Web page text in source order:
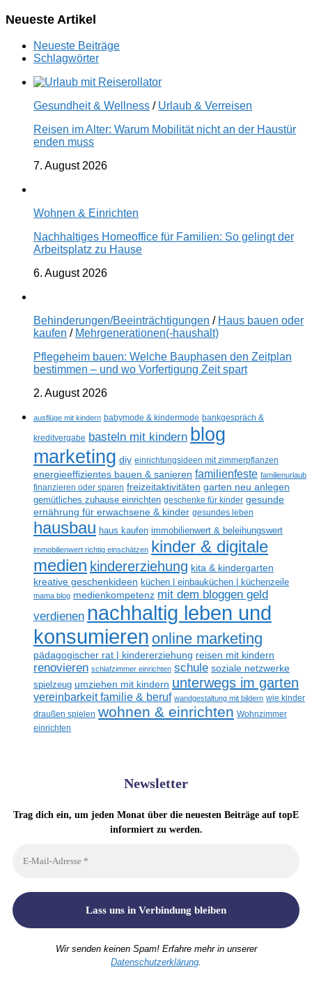
Neueste Artikel
Neueste Beiträge
Schlagwörter
Gesundheit & Wellness / Urlaub & Verreisen
Reisen im Alter: Warum Mobilität nicht an der Haustür
enden muss
7. August 2026
Wohnen & Einrichten
Nachhaltiges Homeoffice für Familien: So gelingt der
Arbeitsplatz zu Hause
6. August 2026
Behinderungen/Beeinträchtigungen / Haus bauen oder
kaufen / Mehrgenerationen(-haushalt)
Pflegeheim bauen: Welche Bauphasen den Zeitplan
bestimmen – und wo Vorfertigung Zeit spart
2. August 2026
ausflüge mit kindern babymode & kindermode bankgespräch &
kreditvergabe basteln mit kindern blog
marketing diy einrichtungsideen mit zimmerpflanzen
energieeffizientes bauen & sanieren familienfeste familienurlaub
finanzieren oder sparen freizeitaktivitäten garten neu anlegen
gemütliches zuhause einrichten geschenke für kinder gesunde
ernährung für erwachsene & kinder gesundes leben
hausbau haus kaufen immobilienwert & beleihungswert
immobilienwert richtig einschätzen kinder & digitale
medien kindererziehung kita & kindergarten
kreative geschenkideen küchen | einbauküchen | küchenzeile
mama blog medienkompetenz mit dem bloggen geld
verdienen nachhaltig leben und
konsumieren online marketing
pädagogischer rat | kindererziehung reisen mit kindern
renovieren schlafzimmer einrichten schule soziale netzwerke
spielzeug umziehen mit kindern unterwegs im garten
vereinbarkeit familie & beruf wandgestaltung mit bildern wie kinder
draußen spielen wohnen & einrichten Wohnzimmer
einrichten
Newsletter
Trag dich ein, um jeden Monat über die neuesten Beiträge auf topE
informiert zu werden.
Wir senden keinen Spam! Erfahre mehr in unserer
Datenschutzerklärung